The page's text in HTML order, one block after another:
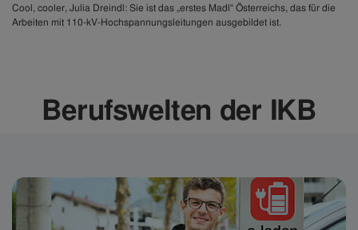
Cool, cooler, Julia Dreindl: Sie ist das „erstes Madl“ Österreichs, das für die
Arbeiten mit 110-kV-Hochspannungsleitungen ausgebildet ist.
Berufswelten der IKB